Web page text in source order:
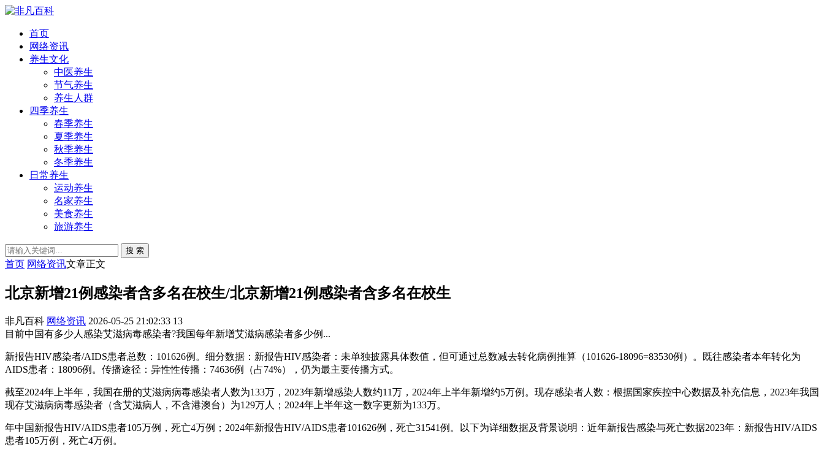
首页
网络资讯
养生文化
中医养生
节气养生
养生人群
四季养生
春季养生
夏季养生
秋季养生
冬季养生
日常养生
运动养生
名家养生
美食养生
旅游养生
搜 索
首页 网络资讯文章正文
北京新增21例感染者含多名在校生/北京新增21例感染者含多名在校生
非凡百科 网络资讯 2026-05-25 21:02:33 13
目前中国有多少人感染艾滋病毒感染者?我国每年新增艾滋病感染者多少例...
新报告HIV感染者/AIDS患者总数：101626例。细分数据：新报告HIV感染者：未单独披露具体数值，但可通过总数减去转化病例推算（101626-18096=83530例）。既往感染者本年转化为
AIDS患者：18096例。传播途径：异性性传播：74636例（占74%），仍为最主要传播方式。
截至2024年上半年，我国在册的艾滋病病毒感染者人数为133万，2023年新增感染人数约11万，2024年上半年新增约5万例。现存感染者人数：根据国家疾控中心数据及补充信息，2023年我国
现存艾滋病病毒感染者（含艾滋病人，不含港澳台）为129万人；2024年上半年这一数字更新为133万。
年中国新报告HIV/AIDS患者105万例，死亡4万例；2024年新报告HIV/AIDS患者101626例，死亡31541例。以下为详细数据及背景说明：近年新报告感染与死亡数据2023年：新报告HIV/AIDS
患者105万例，死亡4万例。